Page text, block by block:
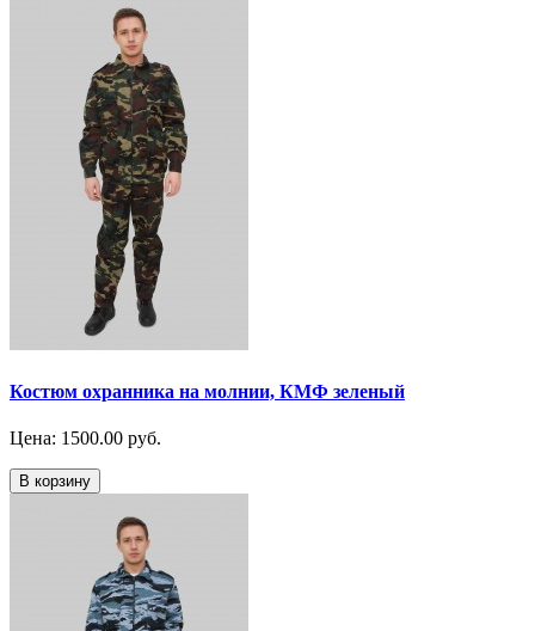
Костюм охранника на молнии, КМФ зеленый
Цена: 1500.00 руб.
В корзину